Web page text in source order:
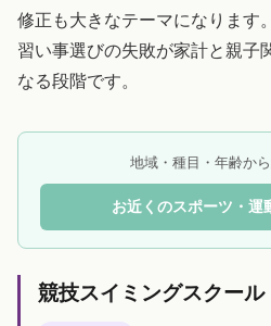
修正も大きなテーマになります
習い事選びの失敗が家計と親子
なる段階です。
地域・種目・年齢か
お近くのスポーツ・運
競技スイミングスクール